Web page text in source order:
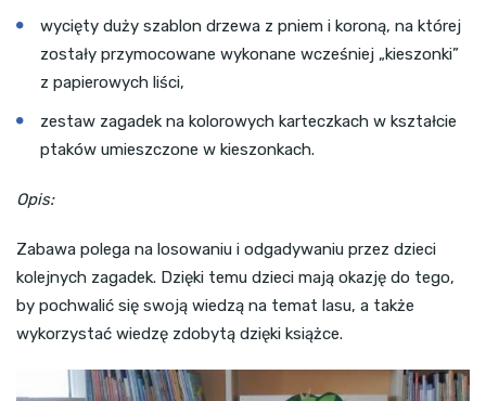
wycięty duży szablon drzewa z pniem i koroną, na której
zostały przymocowane wykonane wcześniej „kieszonki”
z papierowych liści,
zestaw zagadek na kolorowych karteczkach w kształcie
ptaków umieszczone w kieszonkach.
Opis:
Zabawa polega na losowaniu i odgadywaniu przez dzieci
kolejnych zagadek. Dzięki temu dzieci mają okazję do tego,
by pochwalić się swoją wiedzą na temat lasu, a także
wykorzystać wiedzę zdobytą dzięki książce.